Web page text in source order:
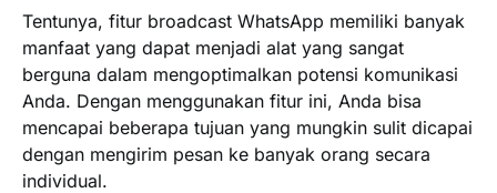
Tentunya, fitur broadcast WhatsApp memiliki banyak
manfaat yang dapat menjadi alat yang sangat
berguna dalam mengoptimalkan potensi komunikasi
Anda. Dengan menggunakan fitur ini, Anda bisa
mencapai beberapa tujuan yang mungkin sulit dicapai
dengan mengirim pesan ke banyak orang secara
individual.